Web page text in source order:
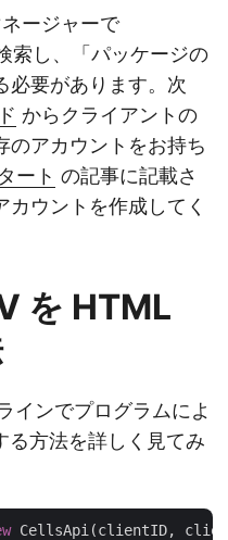
ージャーで
索し、「パッケージの
必要があります。次
からクライアントの
のアカウントをお持ち
ート の記事に記載さ
ウントを作成してく
を HTML
インでプログラムによ
る方法を詳しく見てみ